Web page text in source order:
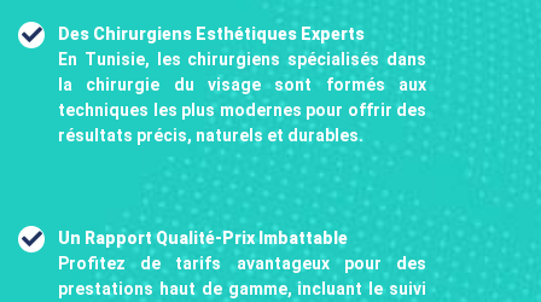
Des Chirurgiens Esthétiques Experts
En Tunisie, les chirurgiens spécialisés dans
la chirurgie du visage sont formés aux
techniques les plus modernes pour offrir des
résultats précis, naturels et durables.
Un Rapport Qualité-Prix Imbattable
Profitez de tarifs avantageux pour des
prestations haut de gamme, incluant le suivi